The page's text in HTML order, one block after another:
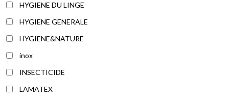
HYGIENE DU LINGE
HYGIENE GENERALE
HYGIENE&NATURE
inox
INSECTICIDE
LAMATEX